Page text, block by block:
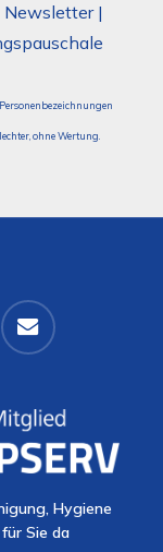
Newsletter|
ohne Wertung.
email
Hygiene
Sie da